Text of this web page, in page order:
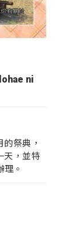
ni
祭典，
天，並特
理。